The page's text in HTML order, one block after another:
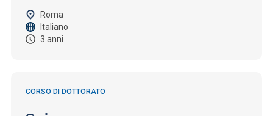
Roma
Italiano
3 anni
CORSO DI DOTTORATO